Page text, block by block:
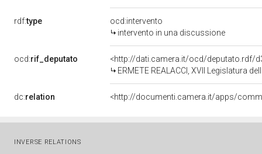
rdf:type
ocd:intervento
intervento in una discussione
ocd:rif_deputato
<http://dati.camera.it/ocd/deputato.rdf/
ERMETE REALACCI, XVII Legislatura
dc:relation
INVERSE RELATIONS